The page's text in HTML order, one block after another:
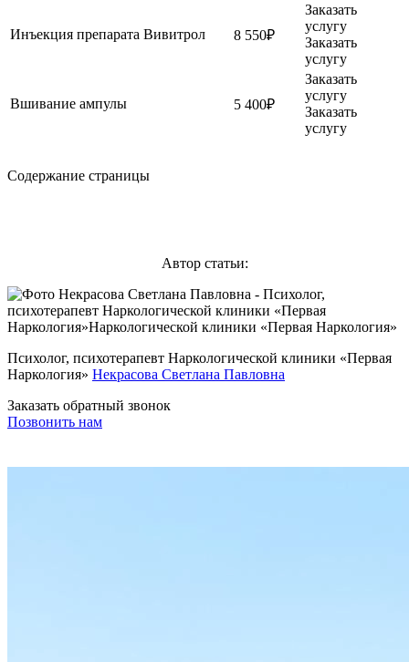
Инъекция препарата Вивитрол 8 550₽
Заказать
услугу
Заказать
услугу
Вшивание ампулы 5 400₽
Заказать
услугу
Заказать
услугу
Содержание страницы
Автор статьи:
Психолог, психотерапевт Наркологической клиники «Первая
Наркология» Некрасова Светлана Павловна
Заказать обратный звонок
Позвонить нам